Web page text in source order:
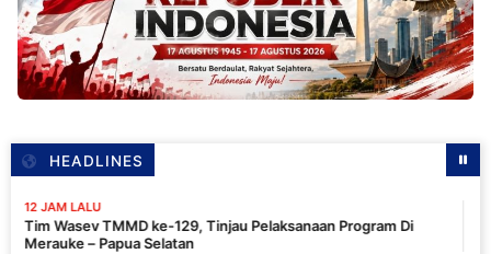
HEADLINES
TMMD ke-129, Tinjau Pelaksanaan Program Di
Papua Selatan